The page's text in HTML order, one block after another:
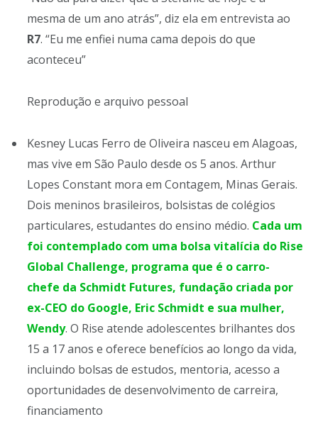
mesma de um ano atrás”, diz ela em entrevista ao
R7. “Eu me enfiei numa cama depois do que
aconteceu”
Reprodução e arquivo pessoal
Kesney Lucas Ferro de Oliveira nasceu em Alagoas,
mas vive em São Paulo desde os 5 anos. Arthur
Lopes Constant mora em Contagem, Minas Gerais.
Dois meninos brasileiros, bolsistas de colégios
particulares, estudantes do ensino médio. Cada um
foi contemplado com uma bolsa vitalícia do Rise
Global Challenge, programa que é o carro-
chefe da Schmidt Futures, fundação criada por
ex-CEO do Google, Eric Schmidt e sua mulher,
Wendy. O Rise atende adolescentes brilhantes dos
15 a 17 anos e oferece benefícios ao longo da vida,
incluindo bolsas de estudos, mentoria, acesso a
oportunidades de desenvolvimento de carreira,
financiamento